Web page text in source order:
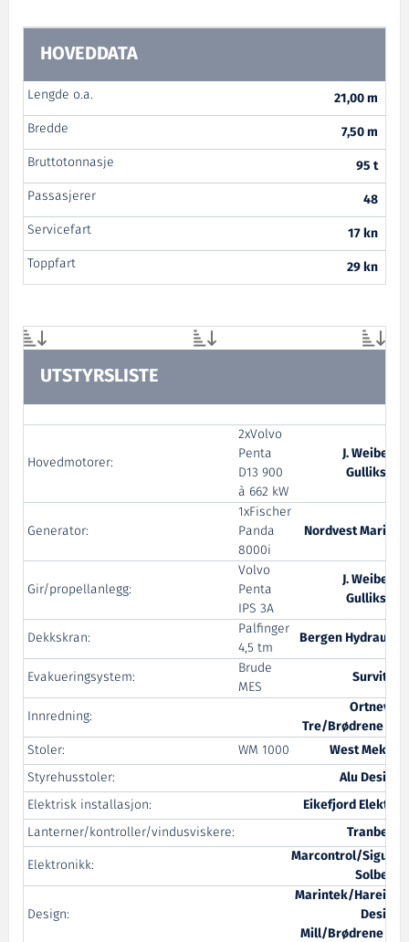
HOVEDDATA
Lengde o.a.
21,00 m
Bredde
7,50 m
Bruttotonnasje
95 t
Passasjerer
48
Servicefart
17 kn
Toppfart
29 kn
UTSTYRSLISTE
Hovedmotorer:
2xVolvo
Penta
D13 900
à 662 kW
J. Weiberg
Gulliksen
Generator:
1xFischer
Panda
8000i
Nordvest Marine
Gir/propellanlegg:
Volvo
Penta
IPS 3A
J. Weiberg
Gulliksen
Dekkskran:
Palfinger
4,5 tm
Bergen Hydraulic
Evakueringsystem:
Brude
MES
Survitec
Innredning:
Ortnevik
Tre/Brødrene Aa
Stoler:
WM 1000
West Mekan
Styrehusstoler:
Alu Design
Elektrisk installasjon:
Eikefjord Elektro
Lanterner/kontroller/vindusviskere:
Tranberg
Elektronikk:
Marcontrol/Sigurd
Solberg
Design:
Marintek/Hareide
Design
Mill/Brødrene Aa